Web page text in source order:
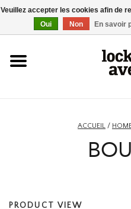
ACCUEIL
ACCUEIL /
PRODUCT VIEW
Veuillez accepter les cookies afin de
Oui
Non En savoir